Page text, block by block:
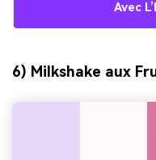
Avec
6) Milkshake aux